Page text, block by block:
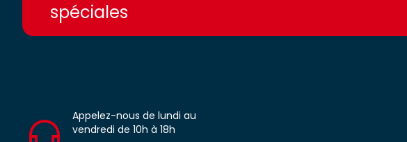
spéciales
Appelez-nous de lundi au
vendredi de 10h à 18h